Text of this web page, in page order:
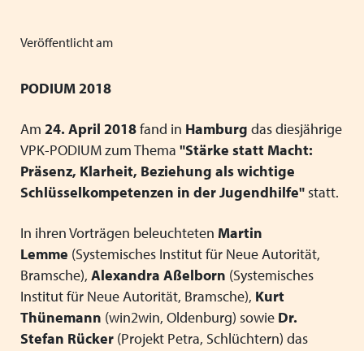
Grundsätze der Arbeit
Links
Schließen
VPK-Zeitschrift „Blickpunkt Jugendhilfe“
VPK-Podcast
Schließen
Finden Sie bundesweit passende
Plätze für Kinder und Jugendliche in
den VPK-Mitgliedseinrichtungen:
www.vpk-einrichtungen.de
zum Portal
Schließen
Veröffentlicht am
PODIUM 2018
Am 24. April 2018fand in Hamburg das diesjährige
VPK-PODIUM zum Thema "Stärke statt Macht:
Präsenz, Klarheit, Beziehung als wichtige
Schlüsselkompetenzen in der Jugendhilfe"statt.
In ihren Vorträgen beleuchteten Martin
Lemme (Systemisches Institut für Neue Autorität,
Bramsche), Alexandra Aßelborn (Systemisches
Institut für Neue Autorität, Bramsche), Kurt
Thünemann (win2win, Oldenburg) sowie Dr.
Stefan Rücker (Projekt Petra, Schlüchtern) das